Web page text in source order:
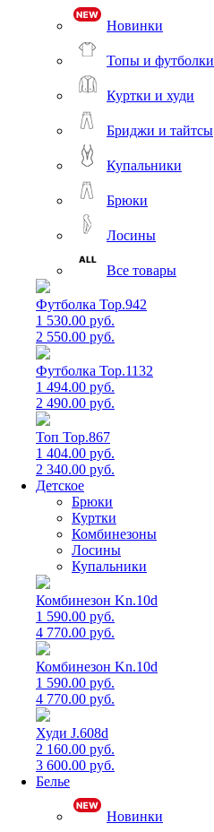
Новинки
Топы и футболки
Куртки и худи
Бриджи и тайтсы
Купальники
Брюки
Лосины
Все товары
Футболка Top.942
1 530.00 руб.
2 550.00 руб.
Футболка Top.1132
1 494.00 руб.
2 490.00 руб.
Топ Top.867
1 404.00 руб.
2 340.00 руб.
Детское
Брюки
Куртки
Комбинезоны
Лосины
Купальники
Комбинезон Kn.10d
1 590.00 руб.
4 770.00 руб.
Комбинезон Kn.10d
1 590.00 руб.
4 770.00 руб.
Худи J.608d
2 160.00 руб.
3 600.00 руб.
Белье
Новинки